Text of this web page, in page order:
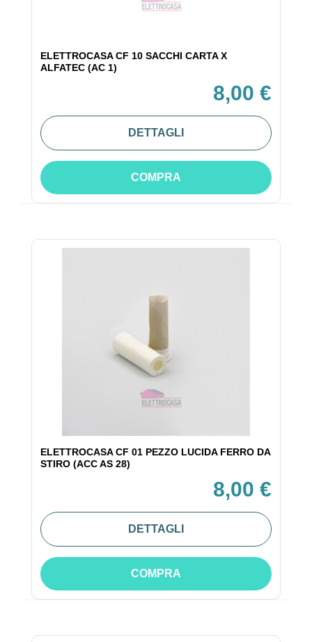
ELETTROCASA CF 10 SACCHI CARTA X
ALFATEC (AC 1)
8,00 €
DETTAGLI
COMPRA
ELETTROCASA CF 01 PEZZO LUCIDA FERRO DA
STIRO (ACC AS 28)
8,00 €
DETTAGLI
COMPRA